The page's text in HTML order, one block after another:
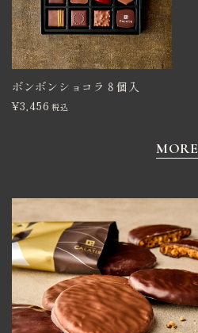
ボンボンショコラ８個入
¥3,456 税込
MORE